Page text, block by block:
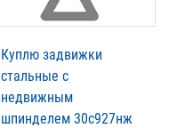
Куплю задвижки
стальные с
недвижным
шпинделем 30с927нж